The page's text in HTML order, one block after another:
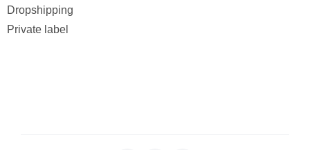
Dropshipping
Private label